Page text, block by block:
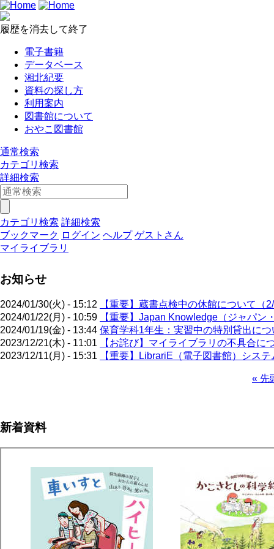
履歴を消去して終了
電子書籍
データベース
湘北紀要
資料の探し方
利用案内
図書館について
おやこ図書館
通常検索
カテゴリ検索
詳細検索
カテゴリ検索 詳細検索
ブックマーク ログイン ヘルプ ゲストさん
マイライブラリ
お知らせ
2024/01/30(火) - 15:12
【重要】蔵書点検中の休館について（
2024/01/22(月) - 10:59
【重要】Japan Knowledge（ジャパ
2024/01/19(金) - 13:44 保育学科1年生：実習中の特別貸出に
2023/12/21(木) - 11:01
【お詫び】マイライブラリの不具合に
2023/12/11(月) - 15:31
【重要】LibrariE（電子図書館）シス
送
先
« 先
新着資料